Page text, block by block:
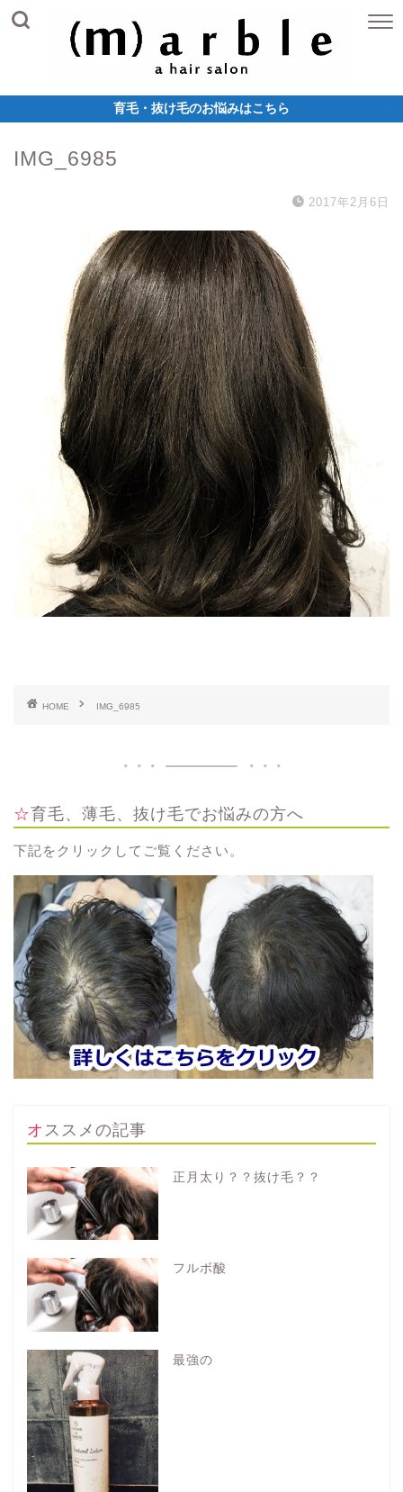
育毛・抜け毛のお悩みはこちら
IMG_6985
2017年2月6日
HOME IMG_6985
☆育毛、薄毛、抜け毛でお悩みの方へ
下記をクリックしてご覧ください。
オススメの記事
正月太り？？抜け毛？？
フルボ酸
最強の